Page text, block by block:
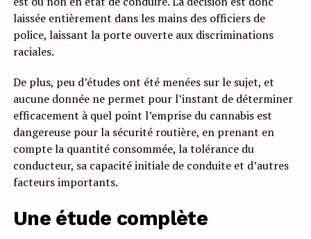
laissée entièrement dans les mains des officiers de
police, laissant la porte ouverte aux discriminations
raciales.
De plus, peu d’études ont été menées sur le sujet, et
aucune donnée ne permet pour l’instant de déterminer
efficacement à quel point l’emprise du cannabis est
dangereuse pour la sécurité routière, en prenant en
compte la quantité consommée, la tolérance du
conducteur, sa capacité initiale de conduite et d’autres
facteurs importants.
Une étude complète